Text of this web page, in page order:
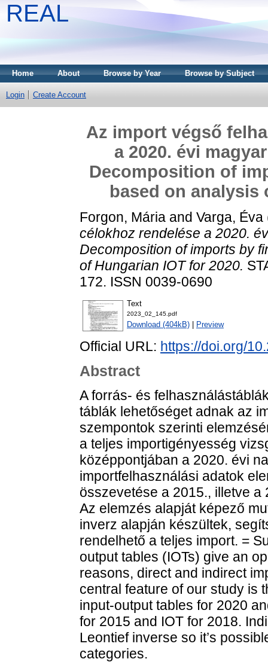
REAL
Home About Browse by Year Browse by Subject
Login Create Account
Az import végső
a 2020. évi
Decomposition of
based on analysis
Forgon, Mária and Varga, Éva
célokhoz rendelése a 2020.
Decomposition of imports by
of Hungarian IOT for 2020.
172. ISSN 0039-0690
Text
2023_02_145.pdf
Download (404kB) Preview
Official URL: https://doi.org/
Abstract
A forrás- és
táblák lehetőséget adnak az
szempontok szerinti
a teljes importigényesség
középpontjában a 2020. évi
importfelhasználási adatok
összevetése a 2015., illetve
Az elemzés alapját képező
inverz alapján készültek,
rendelhető a teljes import. =
output tables (IOTs) give an
reasons, direct and indirect
central feature of our study is
input-output tables for 2020
for 2015 and IOT for 2018.
Leontief inverse so it’s
categories.